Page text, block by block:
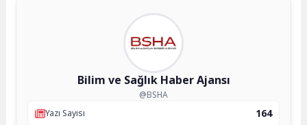
Bilim ve Sağlık Haber Ajansı
@BSHA
Yazı Sayısı
164